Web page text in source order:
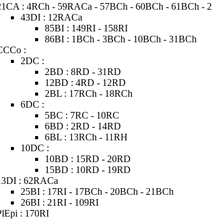
: 4RCh - 59RACa - 57BCh - 60BCh - 61BCh -
43DI : 12RACa
85BI : 149RI - 158RI
86BI : 1BCh - 3BCh - 10BCh - 31BCh
:
2DC :
2BD : 8RD - 31RD
12BD : 4RD - 12RD
2BL : 17RCh - 18RCh
6DC :
5BC : 7RC - 10RC
6BD : 2RD - 14RD
6BL : 13RCh - 11RH
10DC :
10BD : 15RD - 20RD
15BD : 10RD - 19RD
: 62RACa
25BI : 17RI - 17BCh - 20BCh - 21BCh
26BI : 21RI - 109RI
: 170RI